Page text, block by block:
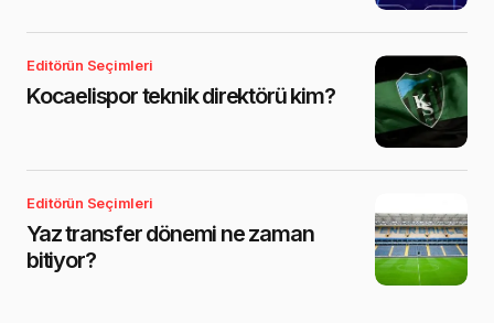
Editörün Seçimleri
Kocaelispor teknik direktörü kim?
Editörün Seçimleri
Yaz transfer dönemi ne zaman
bitiyor?